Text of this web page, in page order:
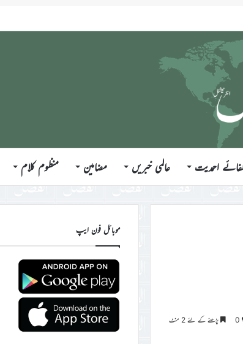
احمدیت عالمی خبریں مضامین منظوم کلام
0 پڑھنے کے لئے 2 منٹ
موبائل فون ایپ